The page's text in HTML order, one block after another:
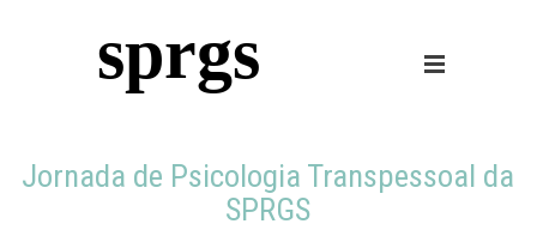
sprgs
Jornada de Psicologia Transpessoal da
SPRGS